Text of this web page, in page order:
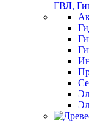
ГВЛ,